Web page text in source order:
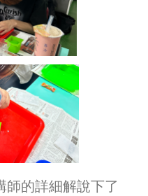
師的詳細解說下了